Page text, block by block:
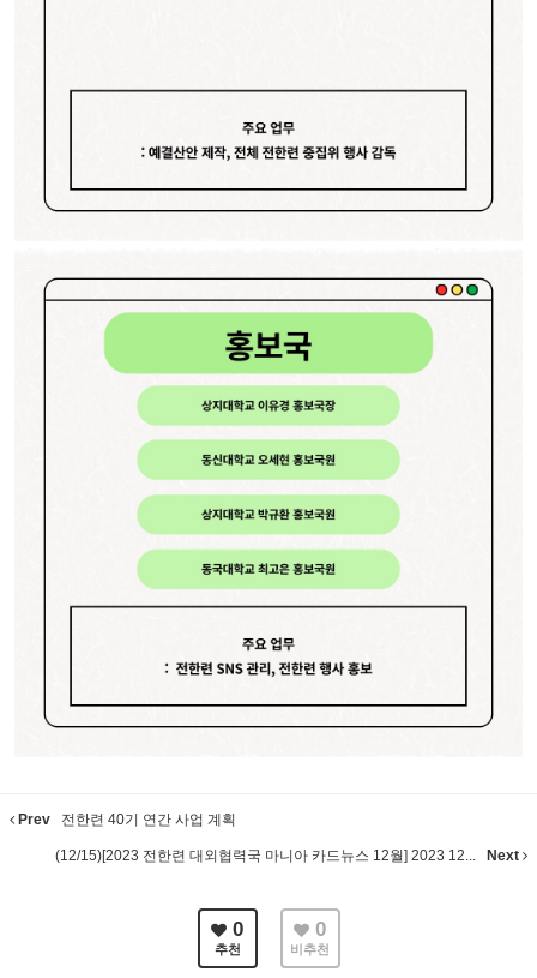
Prev 전한련 40기 연간 사업 계획
(12/15)[2023 전한련 대외협력국 마니아 카드뉴스 12월] 2023 12... Next
0
추천
0
비추천